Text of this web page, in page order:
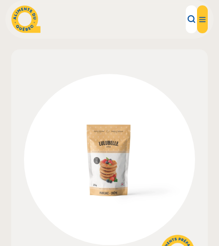
Inspirations d'ici
Restaurants
Institutions